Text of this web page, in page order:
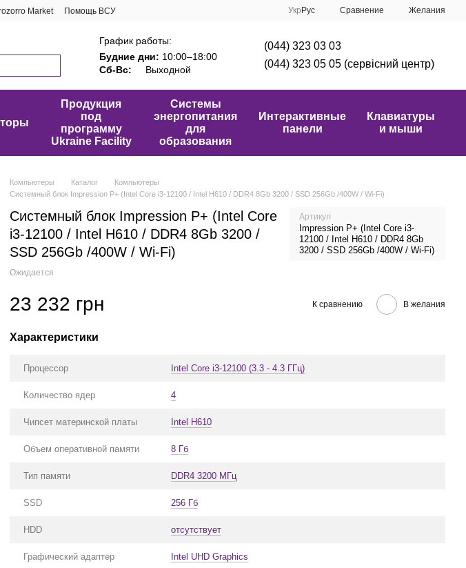
Market Помощь ВСУ Укр Рус Сравнение Желания
График работы:
Будние дни: 10:00–18:00
Сб-Вс:
Выходной
(044) 323 03 03
(044) 323 05 05 (сервісний центр)
Продукция
под
программу
Ukraine Facility
Системы
энергопитания
для
образования
Интерактивные
панели
Клавиатуры
и мыши
Компьютеры Каталог
Компьютеры
Системный блок Impression P+ (Intel Core i3-12100 / Intel H610 / DDR4 8Gb 3200 / SSD 256Gb /400W / Wi-Fi)
Системный блок Impression P+ (Intel Core
i3-12100 / Intel H610 / DDR4 8Gb 3200 /
SSD 256Gb /400W / Wi-Fi)
Артикул
Impression P+ (Intel Core i3-
12100 / Intel H610 / DDR4 8Gb
3200 / SSD 256Gb /400W / Wi-Fi)
Ожидается
23 232 грн К сравнению В желания
Характеристики
Процессор Intel Core i3-12100 (3.3 - 4.3 ГГц)
Количество ядер 4
Чипсет материнской платы Intel H610
Объем оперативной памяти 8 Гб
Тип памяти DDR4 3200 МГц
SSD 256 Гб
HDD отсутствует
Графический адаптер Intel UHD Graphics